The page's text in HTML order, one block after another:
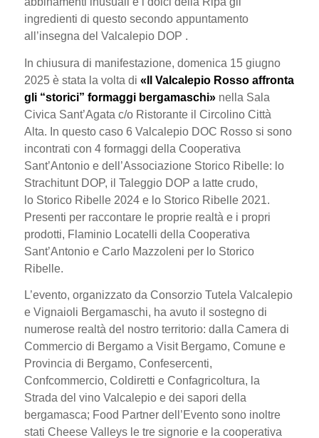
ingredienti di questo secondo appuntamento
all’insegna del Valcalepio DOP .
In chiusura di manifestazione, domenica 15 giugno
2025 è stata la volta di «Il Valcalepio Rosso affronta
gli “storici” formaggi bergamaschi» nella Sala
Civica Sant’Agata c/o Ristorante il Circolino Città
Alta. In questo caso 6 Valcalepio DOC Rosso si sono
incontrati con 4 formaggi della Cooperativa
Sant’Antonio e dell’Associazione Storico Ribelle: lo
Strachitunt DOP, il Taleggio DOP a latte crudo,
lo Storico Ribelle 2024 e lo Storico Ribelle 2021.
Presenti per raccontare le proprie realtà e i propri
prodotti, Flaminio Locatelli della Cooperativa
Sant’Antonio e Carlo Mazzoleni per lo Storico
Ribelle.
L’evento, organizzato da Consorzio Tutela Valcalepio
e Vignaioli Bergamaschi, ha avuto il sostegno di
numerose realtà del nostro territorio: dalla Camera di
Commercio di Bergamo a Visit Bergamo, Comune e
Provincia di Bergamo, Confesercenti,
Confcommercio, Coldiretti e Confagricoltura, la
Strada del vino Valcalepio e dei sapori della
bergamasca; Food Partner dell’Evento sono inoltre
stati Cheese Valleys le tre signorie e la cooperativa